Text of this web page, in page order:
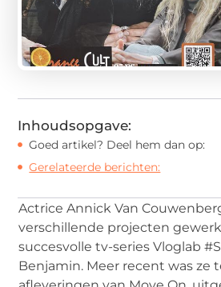
Inhoudsopgave:
Goed artikel? Deel hem dan op:
Gerelateerde berichten:
Actrice Annick Van
verschillende projecten
succesvolle tv-series Vloglab
Benjamin. Meer recent was ze